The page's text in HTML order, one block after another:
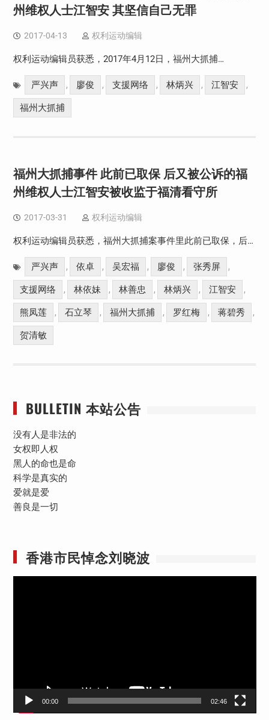
州维权人士江智安 其坚信自己无罪
2017-04-13 权利运动编辑
权利运动编辑员获悉，2017年4月12日，福州大抓捕…
严兴声 , 廖俊 , 支援网络 , 林炳兴 , 江智安 ,
福州大抓捕
福州大抓捕事件 此前已取保 后又被公诉的福
州维权人士江智安被收监于福清看守所
2017-03-31 权利运动编辑
权利运动编辑员获悉，福州大抓捕案事件里此前已取保，后…
严兴声 , 依卓 , 吴宏福 , 廖俊 , 张秀屏 ,
支援网络 , 林依妹 , 林善忠 , 林炳兴 , 江智安 ,
熊凤莲 , 石立琴 , 福州大抓捕 , 罗红梅 , 蒋碧秀 ,
贺清敏
BULLETIN 本站公告
没有人是非法的
女权即人权
黑人的命也是命
科学是真实的
爱就是爱
善良是一切
香港市民悼念刘晓波
00:00 02:46